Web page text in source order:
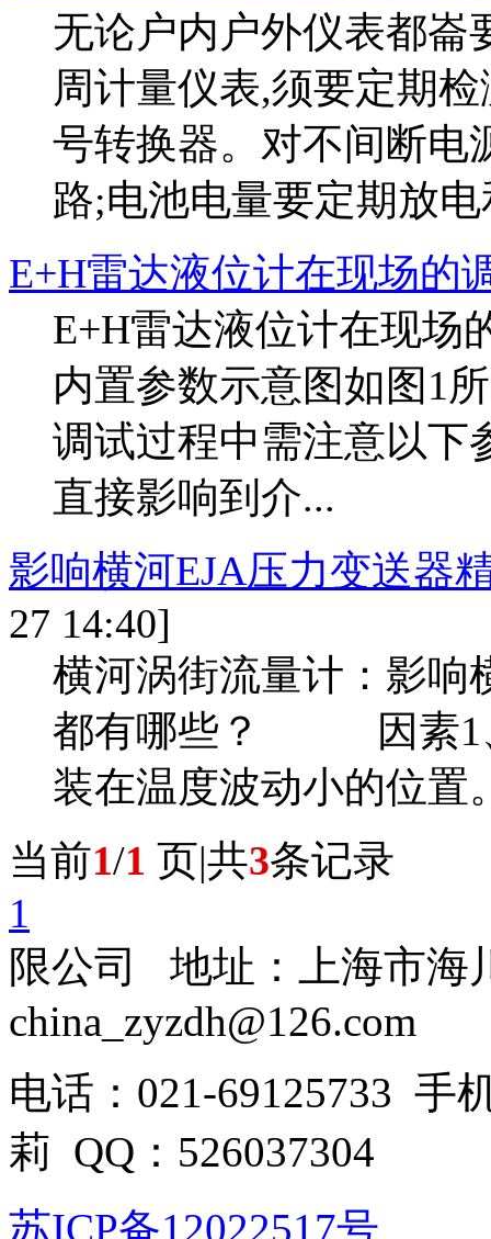
无论户内户外仪表都崙
周计量仪表,须要定期
号转换器。对不间断电
路;电池电量要定期放
E+H雷达液位计在现场的
E+H雷达液位计在现
内置参数示意图如图1
调试过程中需注意以下
直接影响到介...
影响横河EJA压力变送器
27 14:40]
横河涡街流量计：影响
都有哪些？ 因素1、
装在温度波动小的
当前1/1 页|共3条记录
1
限公司 地址：上海市海
china_zyzdh@126.com
电话：021-69125733 手
莉 QQ：526037304
苏ICP备12022517号